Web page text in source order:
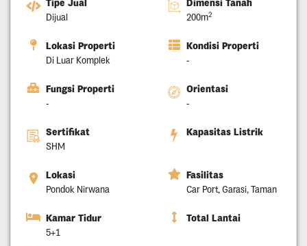
Tipe Jual
Dijual
Dimensi Tanah
200m2
Lokasi Properti
Di Luar Komplek
Kondisi Properti
-
Fungsi Properti
-
Orientasi
-
Sertifikat
SHM
Kapasitas Listrik
Lokasi
Pondok Nirwana
Fasilitas
Car Port, Garasi, Taman
Kamar Tidur
5+1
Total Lantai